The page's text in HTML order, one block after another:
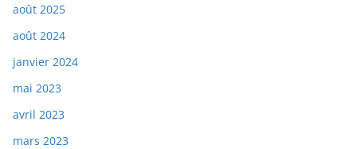
août 2025
août 2024
janvier 2024
mai 2023
avril 2023
mars 2023